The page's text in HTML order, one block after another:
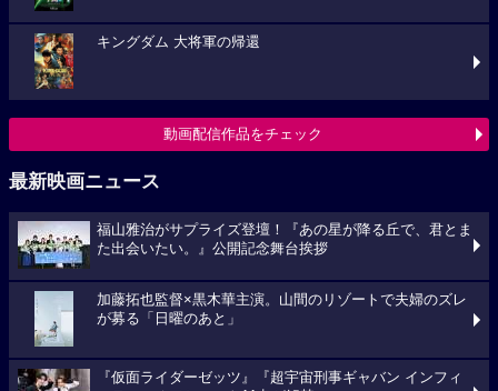
キングダム 大将軍の帰還
動画配信作品をチェック
最新映画ニュース
福山雅治がサプライズ登壇！『あの星が降る丘で、君とま
た出会いたい。』公開記念舞台挨拶
加藤拓也監督×黒木華主演。山間のリゾートで夫婦のズレ
が募る「日曜のあと」
『仮面ライダーゼッツ』『超宇宙刑事ギャバン インフィ